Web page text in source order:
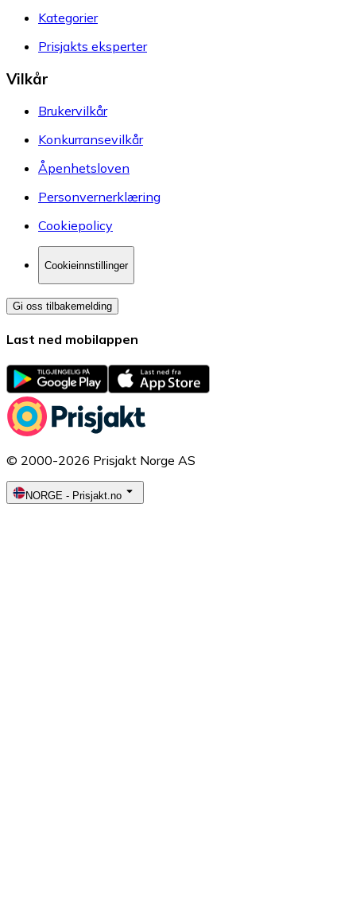
Kategorier
Prisjakts eksperter
Vilkår
Brukervilkår
Konkurransevilkår
Åpenhetsloven
Personvernerklæring
Cookiepolicy
Cookieinnstillinger
Gi oss tilbakemelding
Last ned mobilappen
© 2000-2026 Prisjakt Norge AS
NORGE - Prisjakt.no